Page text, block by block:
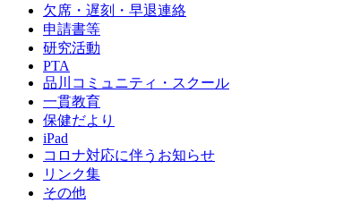
欠席・遅刻・早退連絡
申請書等
研究活動
PTA
品川コミュニティ・スクール
一貫教育
保健だより
iPad
コロナ対応に伴うお知らせ
リンク集
その他